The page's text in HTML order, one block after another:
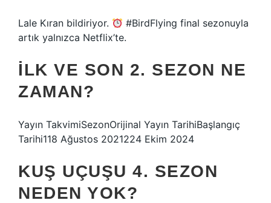
Lale Kıran bildiriyor.
#BirdFlying final sezonuyla
artık yalnızca Netflix’te.
İLK VE SON 2. SEZON NE
ZAMAN?
Yayın TakvimiSezonOrijinal Yayın TarihiBaşlangıç ​​
Tarihi118 Ağustos 2021224 Ekim 2024
KUŞ UÇUŞU 4. SEZON
NEDEN YOK?